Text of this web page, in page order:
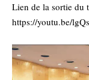
Lien de la sortie du
https://youtu.be/